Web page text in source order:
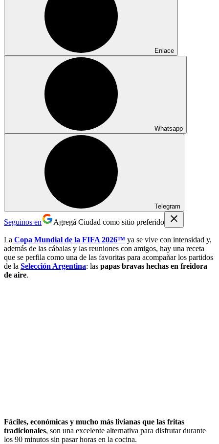
Enlace
Whatsapp
Telegram
Seguinos en Agregá Ciudad como sitio preferido
La Copa Mundial de la FIFA 2026™ ya se vive con intensidad y,
además de las cábalas y las reuniones con amigos, hay una receta
que se perfila como una de las favoritas para acompañar los partidos
de la Selección Argentina: las papas bravas hechas en freidora
de aire.
Fáciles, económicas y mucho más livianas que las fritas
tradicionales, son una excelente alternativa para disfrutar durante
los 90 minutos sin pasar horas en la cocina.